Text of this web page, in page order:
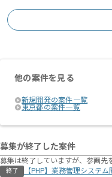
他の案件を見る
新規開発の案件一覧
東京都の案件一覧
募集が終了した案件
募集は終了していますが、参画先
終了 【PHP】業務管理システム